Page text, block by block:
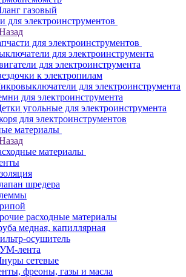
газовый
для электроинструментов
для электроинструментов
для электроинструмента
для электроинструмента
к электропилам
для электроинструмента
для электроинструмента
угольные для электроинструмента
для электроинструментов
материалы
материалы
шредера
расходные материалы
медная, капиллярная
осушитель
лента
сетевые
фреоны, газы и масла